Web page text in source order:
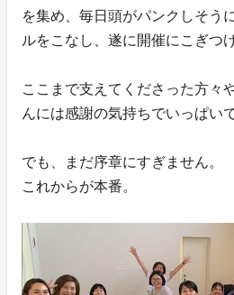
を集め、毎日頭がパンクしそう
ルをこなし、遂に開催にこぎつ
ここまで支えてくださった方々
んには感謝の気持ちでいっぱいで
でも、まだ序章にすぎません。
これからが本番。